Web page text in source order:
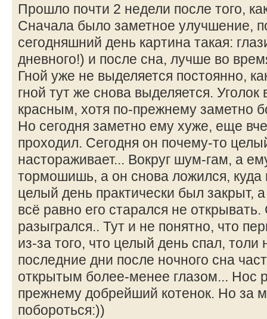
Прошло почти 2 недели после того,
Сначала было заметное улучшение,
сегодняшний день картина такая:
дневного!) и после сна, лучше во
Гной уже не выделяется постоянно,
гной тут же снова выделяется.
красным, хотя по-прежнему заметно
Но сегодня заметно ему хуже, еще
проходил. Сегодня он почему-то
настораживает... Вокруг шум-гам, а
тормошишь, а он снова ложился, куда
целый день практически был закрыт,
всё равно его старался не
разыгрался.. Тут и не понятно, что
из-за того, что целый день спал, толи
последние дни после ночного сна
открытым более-менее глазом... Нос
прежнему добрейший котенок. Но за
побороться:))